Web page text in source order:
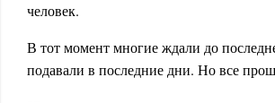
человек.
В тот момент многие ждали до
подавали в последние дни. Но все